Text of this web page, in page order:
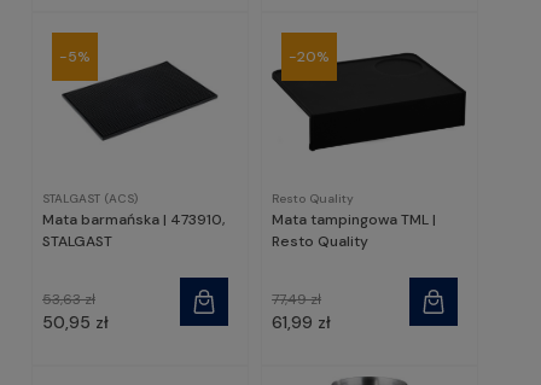
STALGAST (ACS)
Mata barmańska | 473910,
STALGAST
50,95 zł
53,63 zł
-5%
Resto Quality
Mata tampingowa TML |
Resto Quality
61,99 zł
77,49 zł
-20%